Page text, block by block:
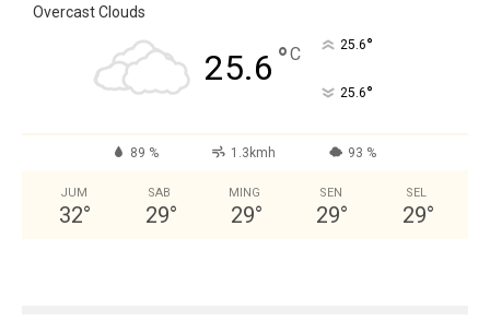
Overcast Clouds
25.6 °C 25.6°
25.6°
89 % 1.3kmh 93 %
JUM
32°
SAB
29°
MING
29°
SEN
29°
SEL
29°